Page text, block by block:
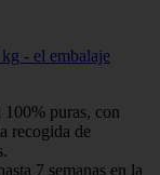
- el embalaje
100% puras, con
recogida de
7 semanas en la